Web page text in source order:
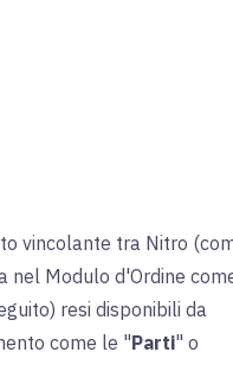
vincolante tra Nitro
nel Modulo d'Ordine
resi disponibili da
come le "Parti" o